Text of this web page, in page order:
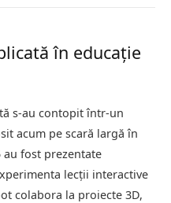
în educație
s-au contopit într-un
acum pe scară largă în
au fost prezentate
lecții interactive
colabora la proiecte 3D,